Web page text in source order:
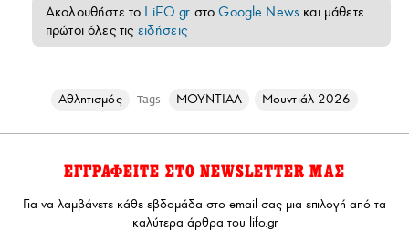
Ακολουθήστε το LiFO.gr στοGoogle News και μάθετε
πρώτοι όλες τις ειδήσεις
Αθλητισμός Tags ΜΟΥΝΤΙΑΛ Μουντιάλ 2026
ΕΓΓΡΑΦΕΙΤΕ ΣΤΟ NEWSLETTER ΜΑΣ
Για να λαμβάνετε κάθε εβδομάδα στο email σας μια επιλογή από τα
καλύτερα άρθρα του lifo.gr